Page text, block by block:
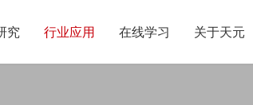
究 行业应用 在线学习 关于天元